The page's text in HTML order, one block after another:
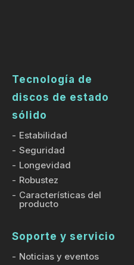
Tecnología de
discos de estado
sólido
Estabilidad
Seguridad
Longevidad
Robustez
Características del
producto
Soporte y servicio
Noticias y eventos